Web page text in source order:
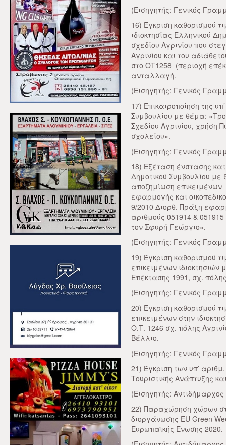
(Εισηγητής: Γενικός
16) Έγκριση καθορισμού
ιδιοκτησίας Ελληνικού
σχεδίου Αγρινίου που
Αγρινίου και του
στο ΟΤ1258 (περιοχή
ανταλλαγή.
(Εισηγητής: Γενικός
17) Επικαιροποίηση της
Συμβουλίου με θέμα:
Σχεδίου Αγρινίου, χρήση
σχολείου».
(Εισηγητής: Γενικός
18) Εξέταση ένστασης
Δημοτικού Συμβουλίου
αποζημίωση
εφαρμογής και
9/2010 Διορθ. Πράξη
αριθμούς 051914 &
τον Σφυρή Γεώργιο».
(Εισηγητής: Γενικός
19) Έγκριση καθορισμού
επικειμένων
Επέκτασης 1991, σχ.
(Εισηγητής: Γενικός
20) Έγκριση καθορισμού
επικειμένων στην
Ο.Τ. 1246 σχ. πόλης
Βέλλιο.
(Εισηγητής: Γενικός
21) Έγκριση των υπ’
Τουριστικής Ανάπτυξης
(Εισηγητής:
22) Παραχώρηση χώρων
διοργάνωσης EU Green
Ευρωπαϊκής Ένωσης 2020.